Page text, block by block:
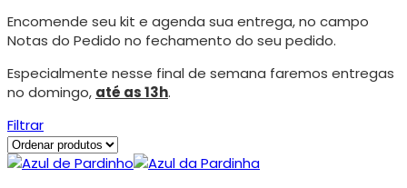
Encomende seu kit e agenda sua entrega, no campo
Notas do Pedido no fechamento do seu pedido.
Especialmente nesse final de semana faremos entregas
no domingo, até as 13h.
Filtrar